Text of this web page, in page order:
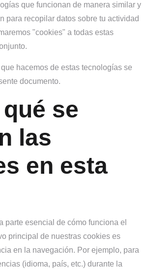
que funcionan de manera similar y
para recopilar datos sobre tu actividad
"cookies" a todas estas
hacemos de estas tecnologías se
documento.
se
las
en esta
parte esencial de cómo funciona el
principal de nuestras cookies es
en la navegación. Por ejemplo, para
(idioma, país, etc.) durante la